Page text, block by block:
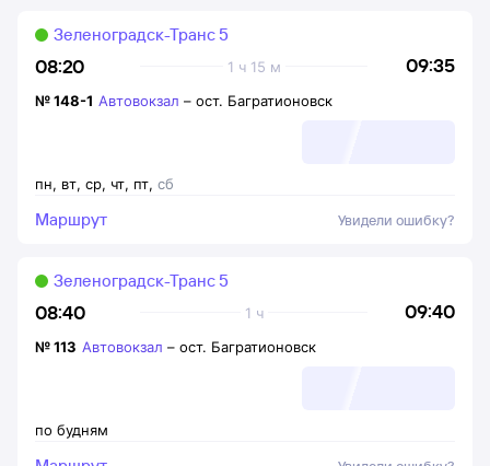
08:20 09:35
1 ч 15 м
Зеленоградск-Транс 5
пн, вт, ср, чт, пт, сб
№148-1 Автовокзал – ост. Багратионовск
Маршрут Увидели ошибку?
08:40 09:40
1 ч
Зеленоградск-Транс 5
по будням
№113 Автовокзал – ост. Багратионовск